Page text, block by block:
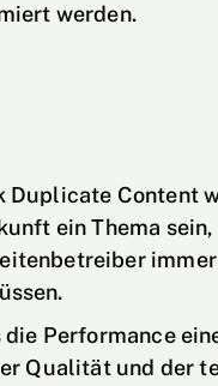
werden.
Duplicate Content
ein Thema
Performance
Qualität und der